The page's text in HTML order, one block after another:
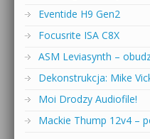
Eventide H9 Gen2
Focusrite ISA C8X
ASM Leviasynth –
Dekonstrukcja: Mike
Moi Drodzy Audiofile!
Mackie Thump 12v4 –